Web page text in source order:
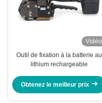
Vidéo
Outil de fixation à la batterie au
lithium rechargeable
Obtenez le meilleur prix